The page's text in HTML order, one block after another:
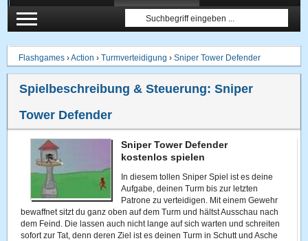
Flashgames ›Action ›Turmverteidigung ›Sniper Tower Defender
Spielbeschreibung & Steuerung:Sniper
Tower Defender
Sniper Tower Defender
kostenlos spielen
In diesem tollen Sniper Spiel ist es deine
Aufgabe, deinen Turm bis zur letzten
Patrone zu verteidigen. Mit einem Gewehr
bewaffnet sitzt du ganz oben auf dem Turm und hältst Ausschau nach
dem Feind. Die lassen auch nicht lange auf sich warten und schreiten
sofort zur Tat, denn deren Ziel ist es deinen Turm in Schutt und Asche